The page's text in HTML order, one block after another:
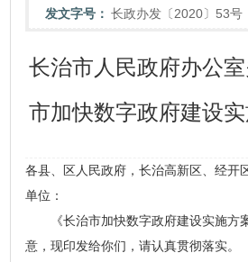
发文字号： 长政办发〔2020〕53号
长治市人民政府办公
市加快数字政府建设
各县、区人民政府，长治高新区、经开
单位：
《长治市加快数字政府建设实施方
意，现印发给你们，请认真贯彻落实。